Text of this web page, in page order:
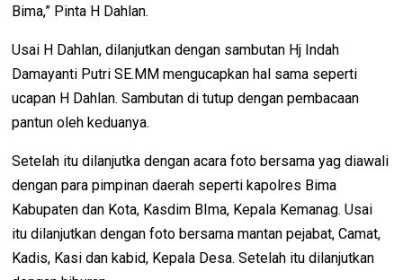
Bima,” Pinta H Dahlan.
Usai H Dahlan, dilanjutkan dengan sambutan Hj Indah
Damayanti Putri SE.MM mengucapkan hal sama seperti
ucapan H Dahlan. Sambutan di tutup dengan pembacaan
pantun oleh keduanya.
Setelah itu dilanjutka dengan acara foto bersama yag diawali
dengan para pimpinan daerah seperti kapolres Bima
Kabupaten dan Kota, Kasdim BIma, Kepala Kemanag. Usai
itu dilanjutkan dengan foto bersama mantan pejabat, Camat,
Kadis, Kasi dan kabid, Kepala Desa. Setelah itu dilanjutkan